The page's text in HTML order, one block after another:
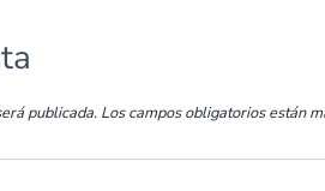
publicada. Los campos obligatorios están